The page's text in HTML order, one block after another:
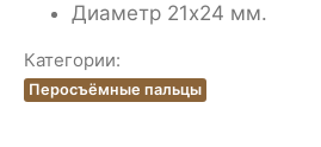
Диаметр 21х24 мм.
Категории:
Перосъёмные пальцы